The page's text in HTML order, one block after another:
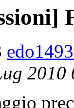
2010